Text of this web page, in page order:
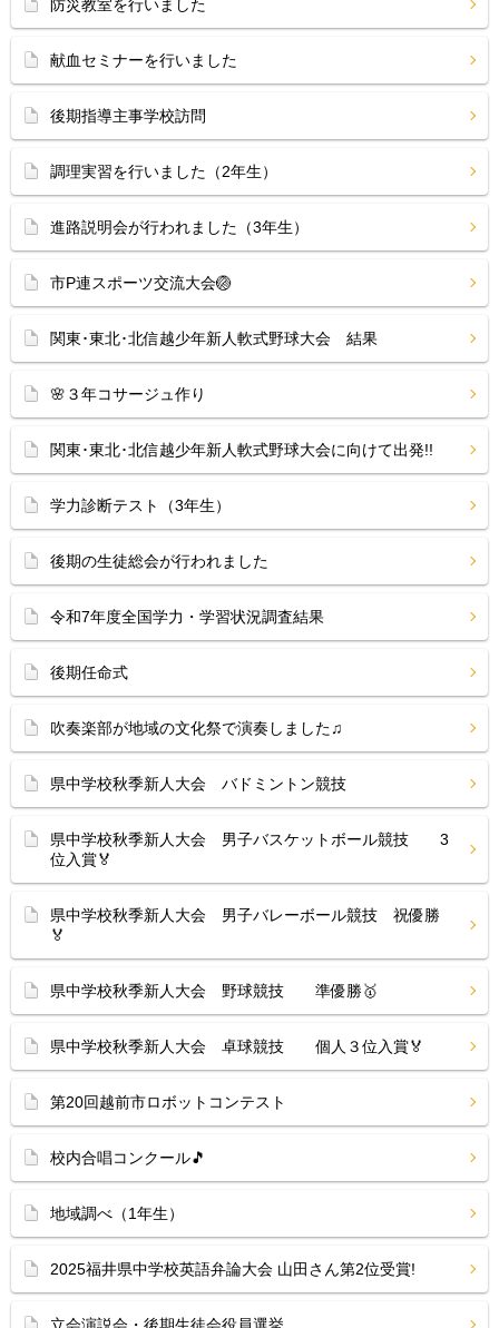
防災教室を行いました
献血セミナーを行いました
後期指導主事学校訪問
調理実習を行いました（2年生）
進路説明会が行われました（3年生）
市P連スポーツ交流大会🏐
関東･東北･北信越少年新人軟式野球大会 結果
🌸３年コサージュ作り
関東･東北･北信越少年新人軟式野球大会に向けて出発!!
学力診断テスト（3年生）
後期の生徒総会が行われました
令和7年度全国学力・学習状況調査結果
後期任命式
吹奏楽部が地域の文化祭で演奏しました♫
県中学校秋季新人大会 バドミントン競技
県中学校秋季新人大会 男子バスケットボール競技 3
位入賞🏅
県中学校秋季新人大会 男子バレーボール競技 祝優勝
🏅
県中学校秋季新人大会 野球競技 準優勝🥇
県中学校秋季新人大会 卓球競技 個人３位入賞🏅
第20回越前市ロボットコンテスト
校内合唱コンクール🎵
地域調べ（1年生）
2025福井県中学校英語弁論大会 山田さん第2位受賞!